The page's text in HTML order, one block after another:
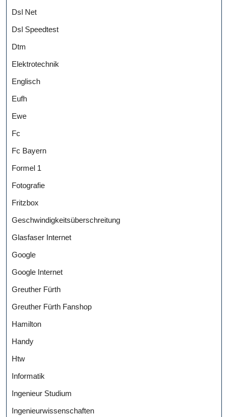
Dsl Net
Dsl Speedtest
Dtm
Elektrotechnik
Englisch
Eufh
Ewe
Fc
Fc Bayern
Formel 1
Fotografie
Fritzbox
Geschwindigkeitsüberschreitung
Glasfaser Internet
Google
Google Internet
Greuther Fürth
Greuther Fürth Fanshop
Hamilton
Handy
Htw
Informatik
Ingenieur Studium
Ingenieurwissenschaften